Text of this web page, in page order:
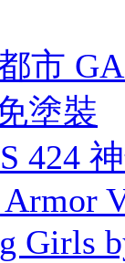
市
塗裝
424
Girls